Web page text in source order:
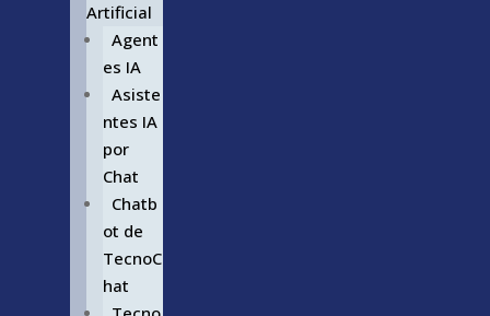
Artificial
Agent
es IA
Asiste
ntes IA
por
Chat
Chatb
ot de
TecnoC
hat